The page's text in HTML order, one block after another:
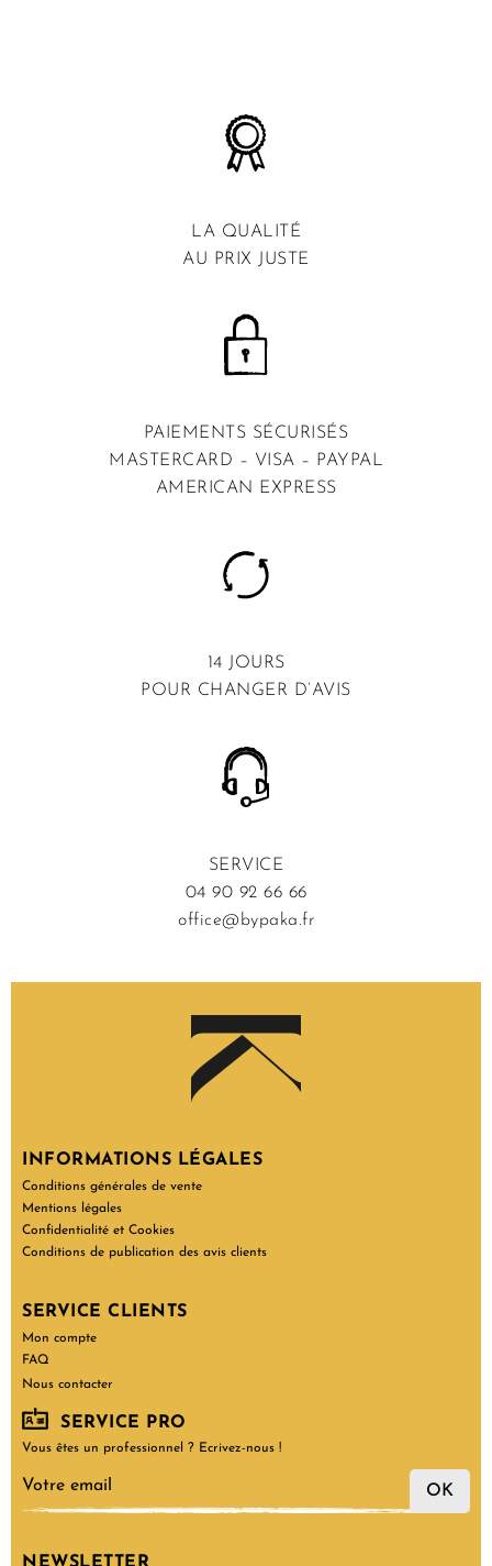
LA QUALITÉ
AU PRIX JUSTE
PAIEMENTS SÉCURISÉS
MASTERCARD – VISA – PAYPAL
AMERICAN EXPRESS
14 JOURS
POUR CHANGER D’AVIS
SERVICE
04 90 92 66 66
office@bypaka.fr
INFORMATIONS LÉGALES
Conditions générales de vente
Mentions légales
Confidentialité et Cookies
Conditions de publication des avis clients
SERVICE CLIENTS
Mon compte
FAQ
Nous contacter
SERVICE PRO
Vous êtes un professionnel ? Ecrivez-nous !
OK